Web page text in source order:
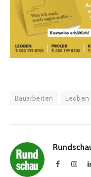
Bauarbeiten Leoben
Facebook